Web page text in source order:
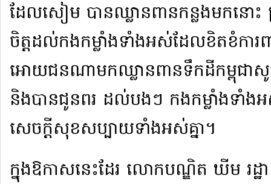
ដែល​សៀម បាន​ឈ្លានពាន​កន្លងមក​នោ
ចិត្ត​ដល់​កងកម្លាំង​ទាំងអស់​ដែល​ខិតខំ​ការព
អោយ​ជន​ណា​មក​ឈ្លានពាន​ទឹកដី​កម្ពុជា​
និង​បាន​ជូនពរ ដល់​បងៗ កងកម្លាំង​ទាំ
សេចក្តីសុខសប្បា​យទាំង​អស់​គ្នា​។​
ក្នុង​ឱកាស​នេះ​ដែរ លោក​បណ្ឌិត ឃីម រដ្ឋា